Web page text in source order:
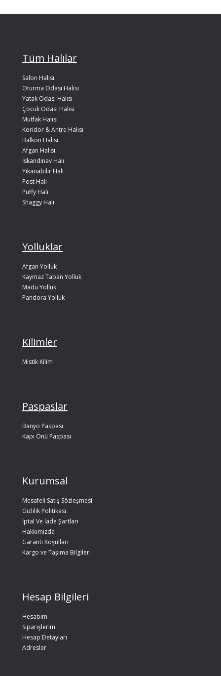
Tüm Halılar
Salon Halısı
Oturma Odası Halısı
Yatak Odası Halısı
Çocuk Odası Halısı
Mutfak Halısı
Koridor & Antre Halısı
Balkon Halısı
Afgan Halısı
İskandinav Halı
Yıkanabilir Halı
Post Halı
Puffy Halı
Shaggy Halı
Yolluklar
Afgan Yolluk
Kaymaz Taban Yolluk
Madu Yolluk
Pandora Yolluk
Kilimler
Mistik Kilim
Paspaslar
Banyo Paspası
Kapı Önü Paspası
Kurumsal
Mesafeli Satış Sözleşmesi
Gizlilik Politikası
İptal Ve İade Şartları
Hakkımızda
Garanti Koşulları
Kargo ve Taşıma Bilgileri
Hesap Bilgileri
Hesabım
Siparişlerim
Hesap Detayları
Adresler